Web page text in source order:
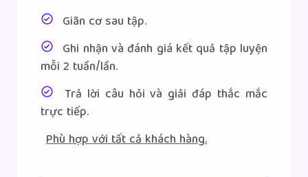
Giãn cơ sau tập.
Ghi nhận và đánh giá kết quả tập luyện
mỗi 2 tuần/lần.
Trả lời câu hỏi và giải đáp thắc mắc
trực tiếp.
Phù hợp với tất cả khách hàng.